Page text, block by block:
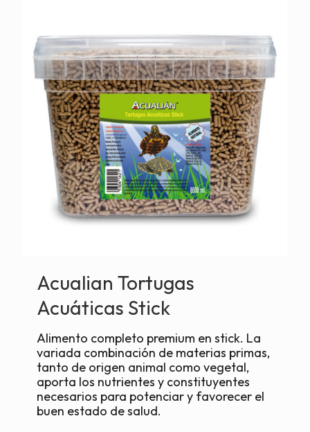
Acualian Tortugas
Acuáticas Stick
Alimento completo premium en stick. La
variada combinación de materias primas,
tanto de origen animal como vegetal,
aporta los nutrientes y constituyentes
necesarios para potenciar y favorecer el
buen estado de salud.